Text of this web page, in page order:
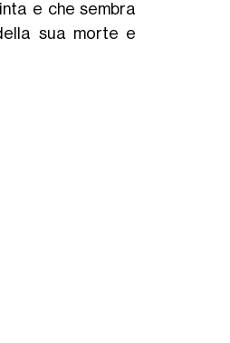
e che sembra
sua morte e